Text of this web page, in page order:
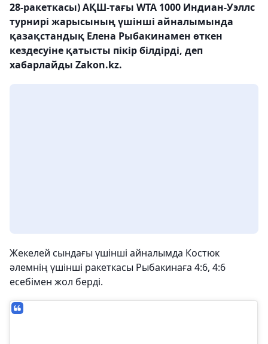
28-ракеткасы) АҚШ-тағы WTA 1000 Индиан‑Уэллс
турнирі жарысының үшінші айналымында
қазақстандық Елена Рыбакинамен өткен
кездесуіне қатысты пікір білдірді, деп
хабарлайды Zakon.kz.
Жекелей сындағы үшінші айналымда Костюк
әлемнің үшінші ракеткасы Рыбакинаға 4:6, 4:6
есебімен жол берді.